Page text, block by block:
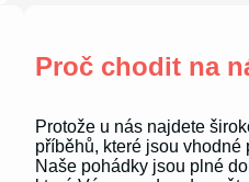
Proč chodit na
Protože u nás najdete
příběhů, které jsou vhodné
Naše pohádky jsou plné